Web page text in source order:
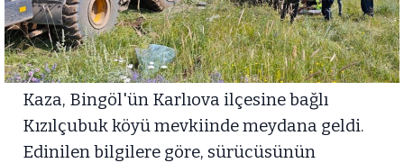
Kaza, Bingöl'ün Karlıova ilçesine bağlı
Kızılçubuk köyü mevkiinde meydana geldi.
Edinilen bilgilere göre, sürücüsünün